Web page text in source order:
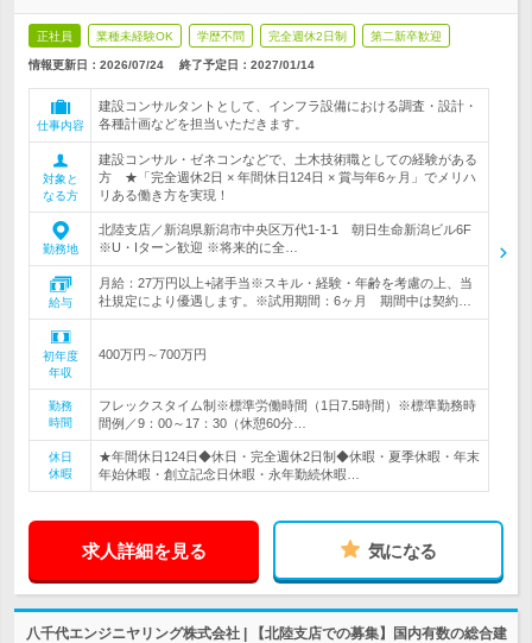
正社員 業種未経験OK 学歴不問 完全週休2日制 第二新卒歓迎
情報更新日：2026/07/24 終了予定日： 2027/01/14
仕事内容
建設コンサルタントとして、インフラ設備における調査・設計・
各種計画などを担当いただきます。
対象と
なる方
建設コンサル・ゼネコンなどで、土木技術職としての経験がある
方 ★「完全週休2日 × 年間休日124日 × 賞与年6ヶ月」でメリハ
リある働き方を実現！
勤務地
北陸支店／新潟県新潟市中央区万代1-1-1 朝日生命新潟ビル6F
※U・Iターン歓迎 ※将来的に全…
給与
月給：27万円以上+諸手当※スキル・経験・年齢を考慮の上、当
社規定により優遇します。※試用期間：6ヶ月 期間中は契約…
初年度
年収
400万円～700万円
勤務
時間
フレックスタイム制※標準労働時間（1日7.5時間）※標準勤務時
間例／9：00～17：30（休憩60分…
休日
休暇
★年間休日124日◆休日・完全週休2日制◆休暇・夏季休暇・年末
年始休暇・創立記念日休暇・永年勤続休暇…
求人詳細を見る 気になる
八千代エンジニヤリング株式会社 | 【北陸支店での募集】国内有数の総合建